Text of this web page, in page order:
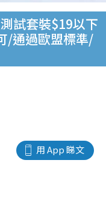
試套裝$19以下
/通過歐盟標準/
用 App 睇文